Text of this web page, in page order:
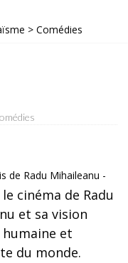
> Comédies
de Radu Mihaileanu -
cinéma de Radu
et sa vision
et
du monde.